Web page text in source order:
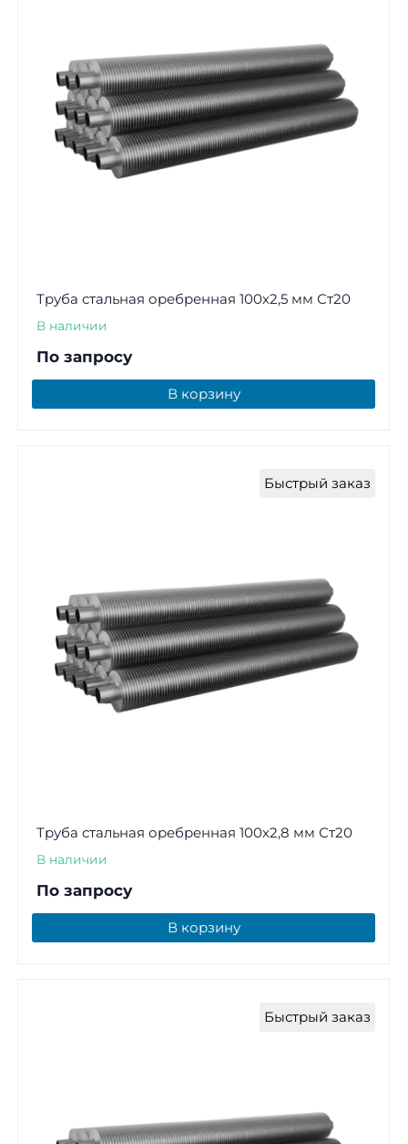
Труба стальная оребренная 100х2,5 мм Ст20
В наличии
По запросу
В корзину
Быстрый заказ
Труба стальная оребренная 100х2,8 мм Ст20
В наличии
По запросу
В корзину
Быстрый заказ